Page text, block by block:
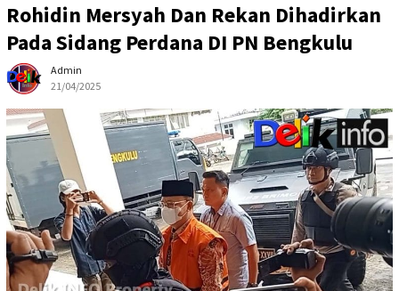
Rohidin Mersyah Dan Rekan Dihadirkan
Pada Sidang Perdana DI PN Bengkulu
Admin
21/04/2025